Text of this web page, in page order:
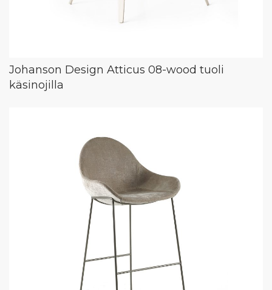
Johanson Design Atticus 08-wood tuoli
käsinojilla